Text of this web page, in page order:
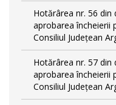
Hotărârea nr. 56 din
aprobarea încheierii
Consiliul Județean
Hotărârea nr. 57 din
aprobarea încheierii
Consiliul Județean